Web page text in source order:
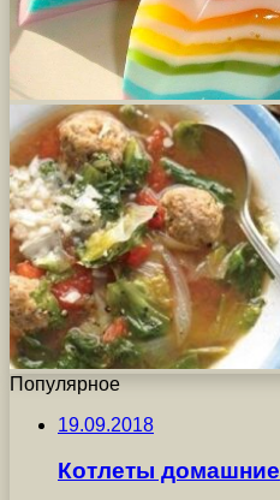
Популярное
19.09.2018
Котлеты домашние